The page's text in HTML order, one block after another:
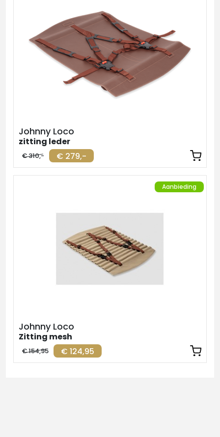
Johnny Loco
zitting leder
€ 279,-
€ 310,-
Aanbieding
Johnny Loco
Zitting mesh
€ 124,95
€ 154,95